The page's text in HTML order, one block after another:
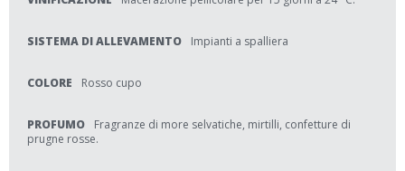
SISTEMA DI ALLEVAMENTO Impianti a spalliera
COLORE Rosso cupo
PROFUMO
Fragranze di more selvatiche, mirtilli, confetture di
prugne rosse.